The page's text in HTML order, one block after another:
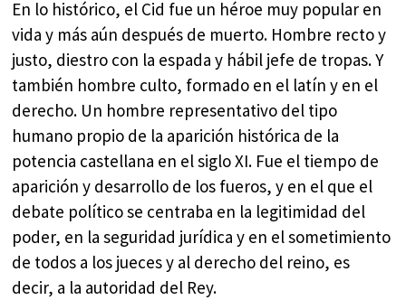
En lo histórico, el Cid fue un héroe muy popular en
vida y más aún después de muerto. Hombre recto y
justo, diestro con la espada y hábil jefe de tropas. Y
también hombre culto, formado en el latín y en el
derecho. Un hombre representativo del tipo
humano propio de la aparición histórica de la
potencia castellana en el siglo XI. Fue el tiempo de
aparición y desarrollo de los fueros, y en el que el
debate político se centraba en la legitimidad del
poder, en la seguridad jurídica y en el sometimiento
de todos a los jueces y al derecho del reino, es
decir, a la autoridad del Rey.